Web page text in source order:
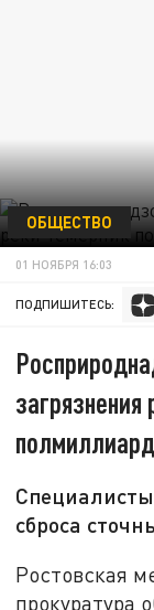
ОБЩЕСТВО
01 НОЯБРЯ 16:03
ПОДПИШИТЕСЬ:
загрязнения
сброса
Ростовская
прокуратура